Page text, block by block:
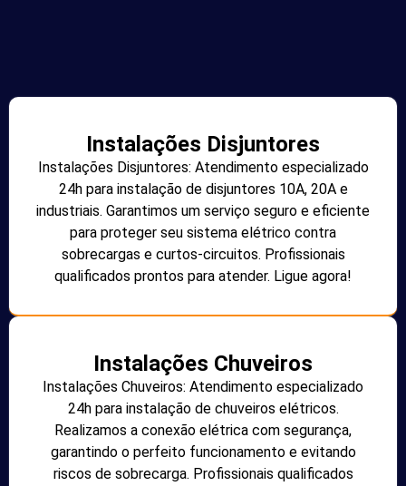
Instalações Disjuntores
Instalações Disjuntores: Atendimento especializado
24h para instalação de disjuntores 10A, 20A e
industriais. Garantimos um serviço seguro e eficiente
para proteger seu sistema elétrico contra
sobrecargas e curtos-circuitos. Profissionais
qualificados prontos para atender. Ligue agora!
Instalações Chuveiros
Instalações Chuveiros: Atendimento especializado
24h para instalação de chuveiros elétricos.
Realizamos a conexão elétrica com segurança,
garantindo o perfeito funcionamento e evitando
riscos de sobrecarga. Profissionais qualificados